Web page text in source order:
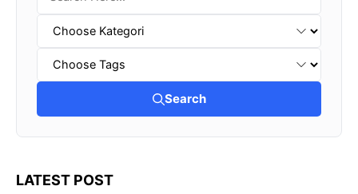
Search
LATEST POST